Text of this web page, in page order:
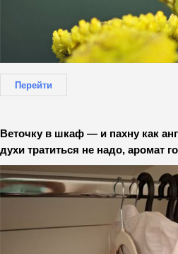
Перейти
Веточку в шкаф — и пахну как
духи тратиться не надо, аромат